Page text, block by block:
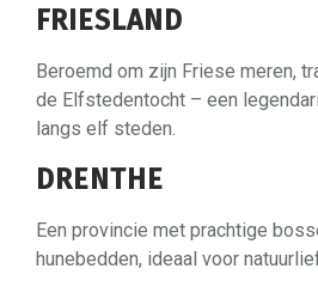
FRIESLAND
Beroemd om zijn Friese meren,
de Elfstedentocht – een
langs elf steden.
DRENTHE
Een provincie met prachtige
hunebedden, ideaal voor